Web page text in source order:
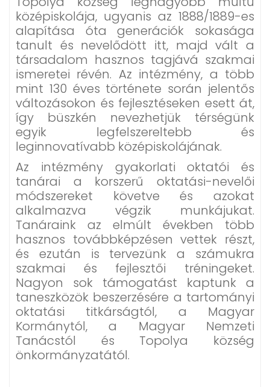
középiskolája, ugyanis az 1888/1889-es
alapítása óta generációk sokasága
tanult és nevelődött itt, majd vált a
társadalom hasznos tagjává szakmai
ismeretei révén. Az intézmény, a több
mint 130 éves története során jelentős
változásokon és fejlesztéseken esett át,
így büszkén nevezhetjük térségünk
egyik legfelszereltebb és
leginnovatívabb középiskolájának.
Az intézmény gyakorlati oktatói és
tanárai a korszerű oktatási-nevelői
módszereket követve és azokat
alkalmazva végzik munkájukat.
Tanáraink az elmúlt években több
hasznos továbbképzésen vettek részt,
és ezután is tervezünk a számukra
szakmai és fejlesztői tréningeket.
Nagyon sok támogatást kaptunk a
taneszközök beszerzésére a tartományi
oktatási titkárságtól, a Magyar
Kormánytól, a Magyar Nemzeti
Tanácstól és Topolya község
önkormányzatától.